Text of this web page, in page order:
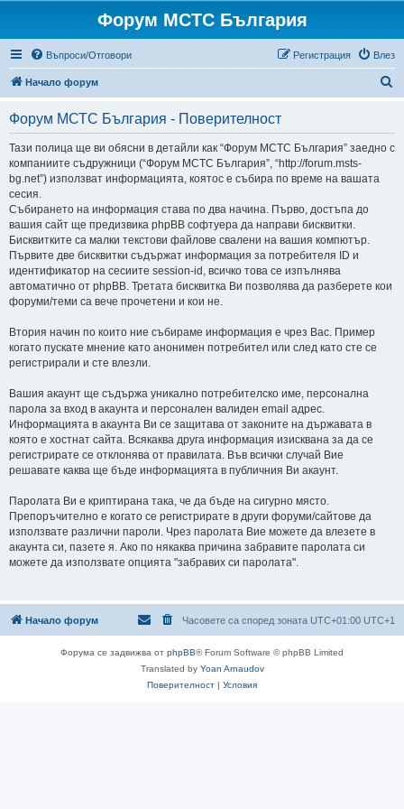
Форум МСТС България
Въпроси/Отговори Влез
Регистрация
Начало форум
с
Форум МСТС България - Поверителност
Тази полица ще ви обясни в детайли как “Форум МСТС България” заедно с
компаниите съдружници (“Форум МСТС България”, “http://forum.msts-
bg.net”) използват информацията, коятос е събира по време на вашата
сесия.
Събирането на информация става по два начина. Първо, достъпа до
вашия сайт ще предизвика phpBB софтуера да направи бисквитки.
Бисквитките са малки текстови файлове свалени на вашия компютър.
Първите две бисквитки съдържат информация за потребителя ID и
идентификатор на сесиите session-id, всичко това се изпълнява
автоматично от phpBB. Третата бисквитка Ви позволява да разберете кои
форуми/теми са вече прочетени и кои не.
Втория начин по които ние събираме информация е чрез Вас. Пример
когато пускате мнение като анонимен потребител или след като сте се
регистрирали и сте влезли.
Вашия акаунт ще съдържа уникално потребителско име, персонална
парола за вход в акаунта и персонален валиден email адрес.
Информацията в акаунта Ви се защитава от законите на държавата в
която е хостнат сайта. Всякаква друга информация изисквана за да се
регистрирате се отклонява от правилата. Във всички случай Вие
решавате каква ще бъде информацията в публичния Ви акаунт.
Паролата Ви е криптирана така, че да бъде на сигурно място.
Препоръчително е когато се регистрирате в други форуми/сайтове да
използвате различни пароли. Чрез паролата Вие можете да влезете в
акаунта си, пазете я. Ако по някаква причина забравите паролата си
можете да използвате опцията "забравих си паролата".
Начало форум Часовете са според зоната UTC+01:00 UTC+1
Форума се задвижва от phpBB® Forum Software © phpBB Limited
Translated by Yoan Arnaudov
Поверителност | Условия